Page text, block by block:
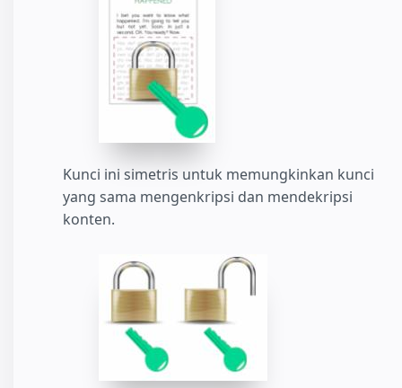
Kunci ini simetris untuk memungkinkan kunci
yang sama mengenkripsi dan mendekripsi
konten.